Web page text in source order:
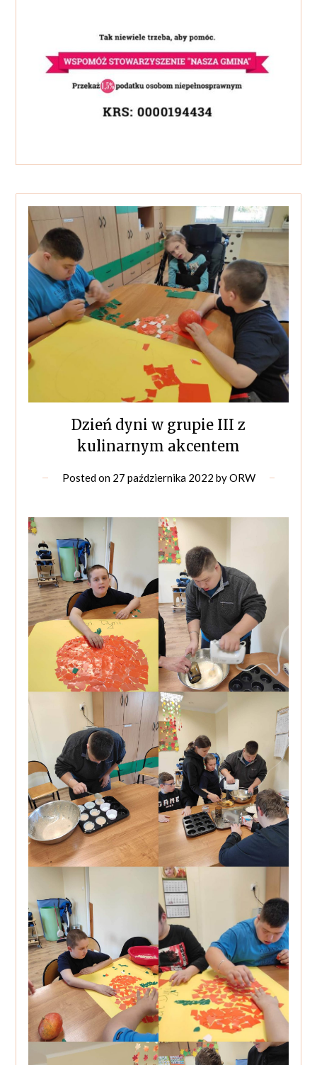
Dzień dyni w grupie III z
kulinarnym akcentem
Posted on 27 października 2022 byORW